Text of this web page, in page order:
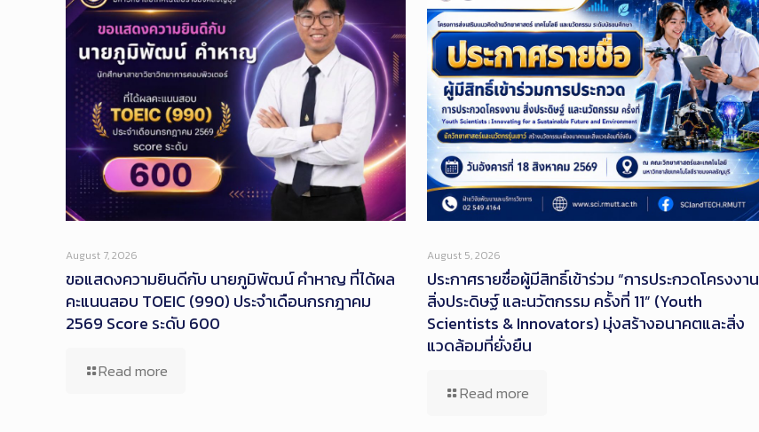
August 7, 2026
ขอแสดงความยินดีกับ นายภูมิพัฒน์ คำหาญ ที่ได้ผล
คะแนนสอบ TOEIC (990) ประจำเดือนกรกฎาคม
2569 Score ระดับ 600
Read more
August 5, 2026
ประกาศรายชื่อผู้มีสิทธิ์เข้าร่วม “การประกวดโครงงาน
สิ่งประดิษฐ์ และนวัตกรรม ครั้งที่ 11” (Youth
Scientists & Innovators) มุ่งสร้างอนาคตและสิ่ง
แวดล้อมที่ยั่งยืน
Read more